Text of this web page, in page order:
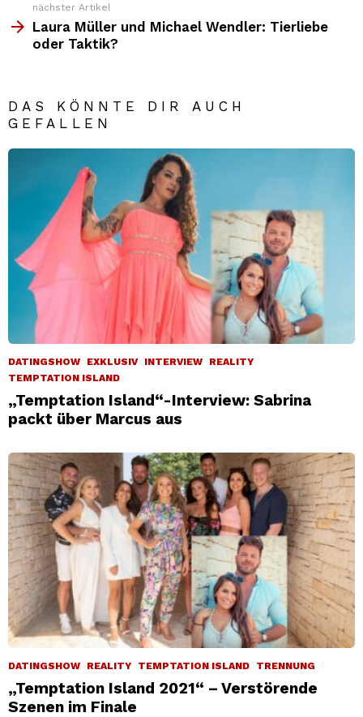
nächster Artikel
Laura Müller und Michael Wendler: Tierliebe
oder Taktik?
DAS KÖNNTE DIR AUCH
GEFALLEN
DATINGSHOW EXKLUSIV INTERVIEW
REALITY
TEMPTATION ISLAND
„Temptation Island“-Interview: Sabrina
packt über Marcus aus
DATINGSHOW REALITY TEMPTATION ISLAND TRENNUNG
„Temptation Island 2021“ – Verstörende
Szenen im Finale